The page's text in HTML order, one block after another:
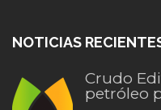
NOTICIAS
Crudo
petróleo